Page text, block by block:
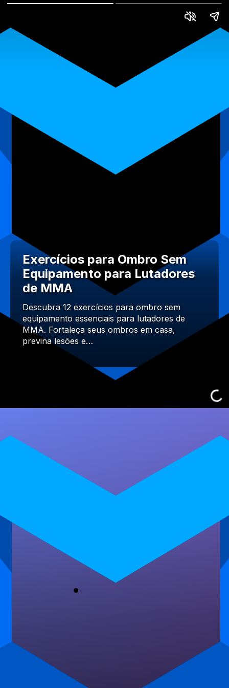
Exercícios para Ombro Sem
Equipamento para Lutadores
de MMA
Descubra 12 exercícios para ombro sem
equipamento essenciais para lutadores de
MMA. Fortaleça seus ombros em casa,
previna lesões e…